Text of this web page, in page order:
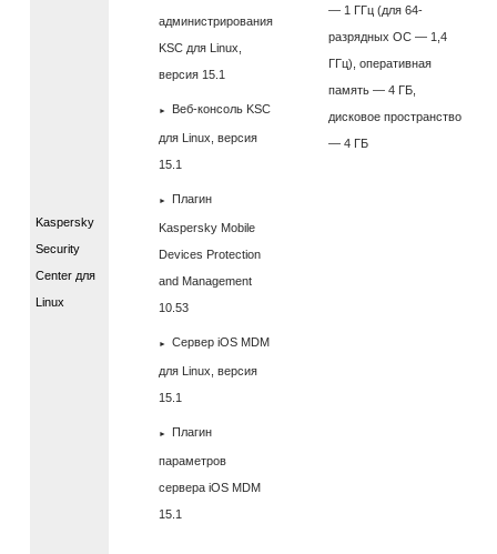
— 1 ГГц (для 64-
разрядных ОС — 1,4
ГГц), оперативная
память — 4 ГБ,
дисковое пространство
— 4 ГБ
Kaspersky
Security
Center для
Linux
администрирования
KSC для Linux,
версия 15.1
Веб-консоль KSC
для Linux, версия
15.1
Плагин
Kaspersky Mobile
Devices Protection
and Management
10.53
Сервер iOS MDM
для Linux, версия
15.1
Плагин
параметров
сервера iOS MDM
15.1